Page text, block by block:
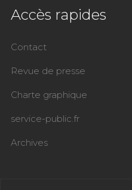
Accès rapides
Contact
Revue de presse
Charte graphique
service-public.fr
Archives